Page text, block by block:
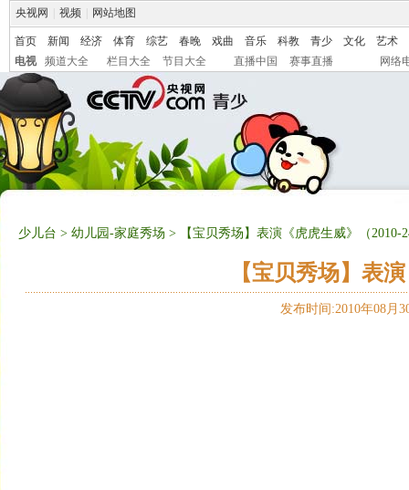
央视网 视频 网站地图
首页 新闻 经济 体育 综艺 春晚 戏曲 音乐 科教 青少 文化
艺术
电视
频道大全 栏目大全 节目大全 直播中国 赛事直播 网络
少儿台 > 幼儿园-家庭秀场 > 【宝贝秀场】表演《虎虎生威》（2010-
【宝贝秀场】表
发布时间:2010年08月